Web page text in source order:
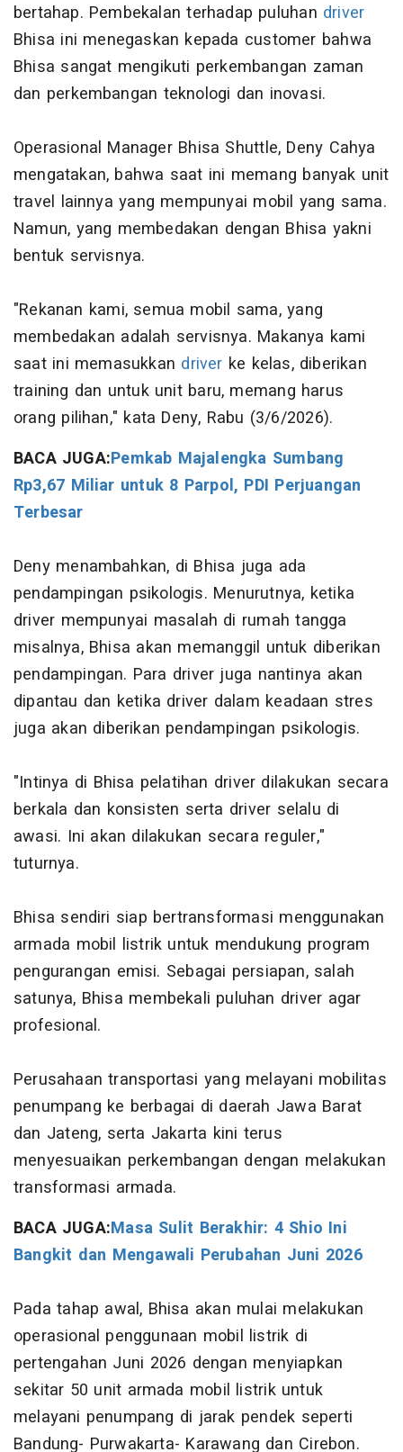
bertahap. Pembekalan terhadap puluhan driver
Bhisa ini menegaskan kepada customer bahwa
Bhisa sangat mengikuti perkembangan zaman
dan perkembangan teknologi dan inovasi.
Operasional Manager Bhisa Shuttle, Deny Cahya
mengatakan, bahwa saat ini memang banyak unit
travel lainnya yang mempunyai mobil yang sama.
Namun, yang membedakan dengan Bhisa yakni
bentuk servisnya.
"Rekanan kami, semua mobil sama, yang
membedakan adalah servisnya. Makanya kami
saat ini memasukkan driver ke kelas, diberikan
training dan untuk unit baru, memang harus
orang pilihan," kata Deny, Rabu (3/6/2026).
BACA JUGA:Pemkab Majalengka Sumbang
Rp3,67 Miliar untuk 8 Parpol, PDI Perjuangan
Terbesar
Deny menambahkan, di Bhisa juga ada
pendampingan psikologis. Menurutnya, ketika
driver mempunyai masalah di rumah tangga
misalnya, Bhisa akan memanggil untuk diberikan
pendampingan. Para driver juga nantinya akan
dipantau dan ketika driver dalam keadaan stres
juga akan diberikan pendampingan psikologis.
"Intinya di Bhisa pelatihan driver dilakukan secara
berkala dan konsisten serta driver selalu di
awasi. Ini akan dilakukan secara reguler,"
tuturnya.
Bhisa sendiri siap bertransformasi menggunakan
armada mobil listrik untuk mendukung program
pengurangan emisi. Sebagai persiapan, salah
satunya, Bhisa membekali puluhan driver agar
profesional.
Perusahaan transportasi yang melayani mobilitas
penumpang ke berbagai di daerah Jawa Barat
dan Jateng, serta Jakarta kini terus
menyesuaikan perkembangan dengan melakukan
transformasi armada.
BACA JUGA:Masa Sulit Berakhir: 4 Shio Ini
Bangkit dan Mengawali Perubahan Juni 2026
Pada tahap awal, Bhisa akan mulai melakukan
operasional penggunaan mobil listrik di
pertengahan Juni 2026 dengan menyiapkan
sekitar 50 unit armada mobil listrik untuk
melayani penumpang di jarak pendek seperti
Bandung- Purwakarta- Karawang dan Cirebon.